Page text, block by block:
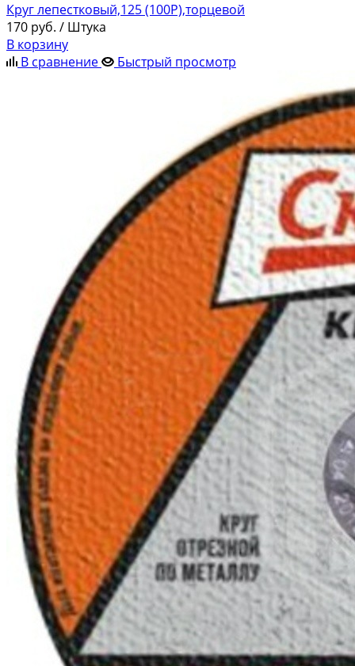
Круг лепестковый,125 (100Р),торцевой
170 руб. / Штука
В корзину
В сравнение
Быстрый просмотр